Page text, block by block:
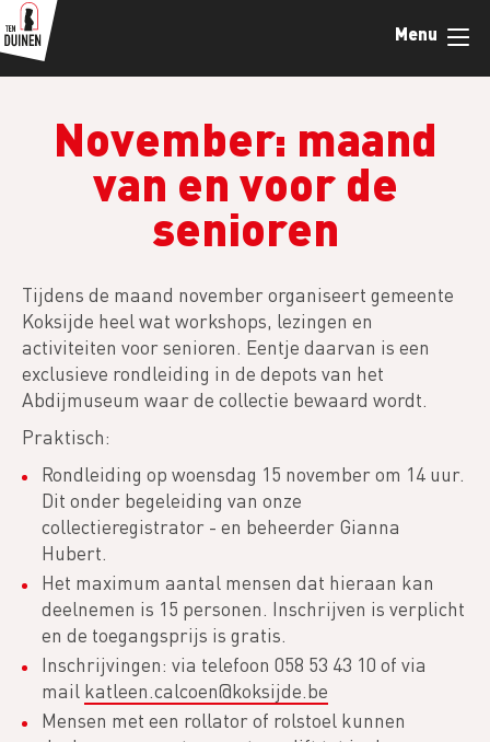
Overslaan
en
naar
Menu
November: maand
van en voor de
senioren
Tijdens de maand november organiseert gemeente
Koksijde heel wat workshops, lezingen en
activiteiten voor senioren. Eentje daarvan is een
exclusieve rondleiding in de depots van het
Abdijmuseum waar de collectie bewaard wordt.
Praktisch:
Rondleiding op woensdag 15 november om 14 uur.
Dit onder begeleiding van onze
collectieregistrator - en beheerder Gianna
Hubert.
Het maximum aantal mensen dat hieraan kan
deelnemen is 15 personen. Inschrijven is verplicht
en de toegangsprijs is gratis.
Inschrijvingen: via telefoon 058 53 43 10 of via
mail katleen.calcoen@koksijde.be
Mensen met een rollator of rolstoel kunnen